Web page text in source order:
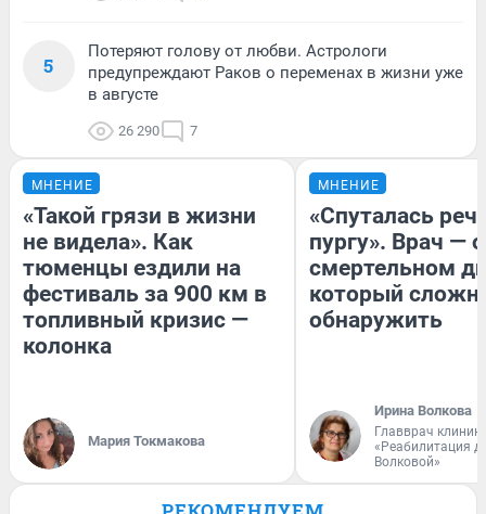
5
Потеряют голову от любви. Астрологи
предупреждают Раков о переменах в жизни уже
в августе
26 290 7
МНЕНИЕ
«Такой грязи в жизни
не видела». Как
тюменцы ездили на
фестиваль за 900 км в
топливный кризис —
колонка
Мария Токмакова
МНЕНИЕ
«Спуталась
пургу». Врач — о
смертельном
который
обнаружить
Ирина Волкова
Главврач
«Реабилитация
Волковой»